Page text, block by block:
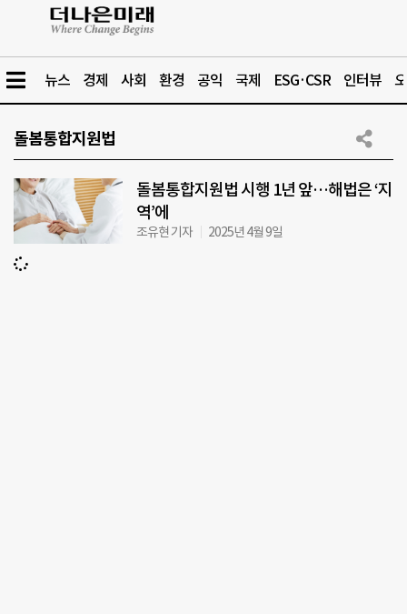
뉴스 경제 사회 환경 공익 국제 ESG·CSR 인터뷰
돌봄통합지원법
돌봄통합지원법 시행 1년 앞…해법은 ‘지
역’에
조유현 기자 2025년 4월 9일